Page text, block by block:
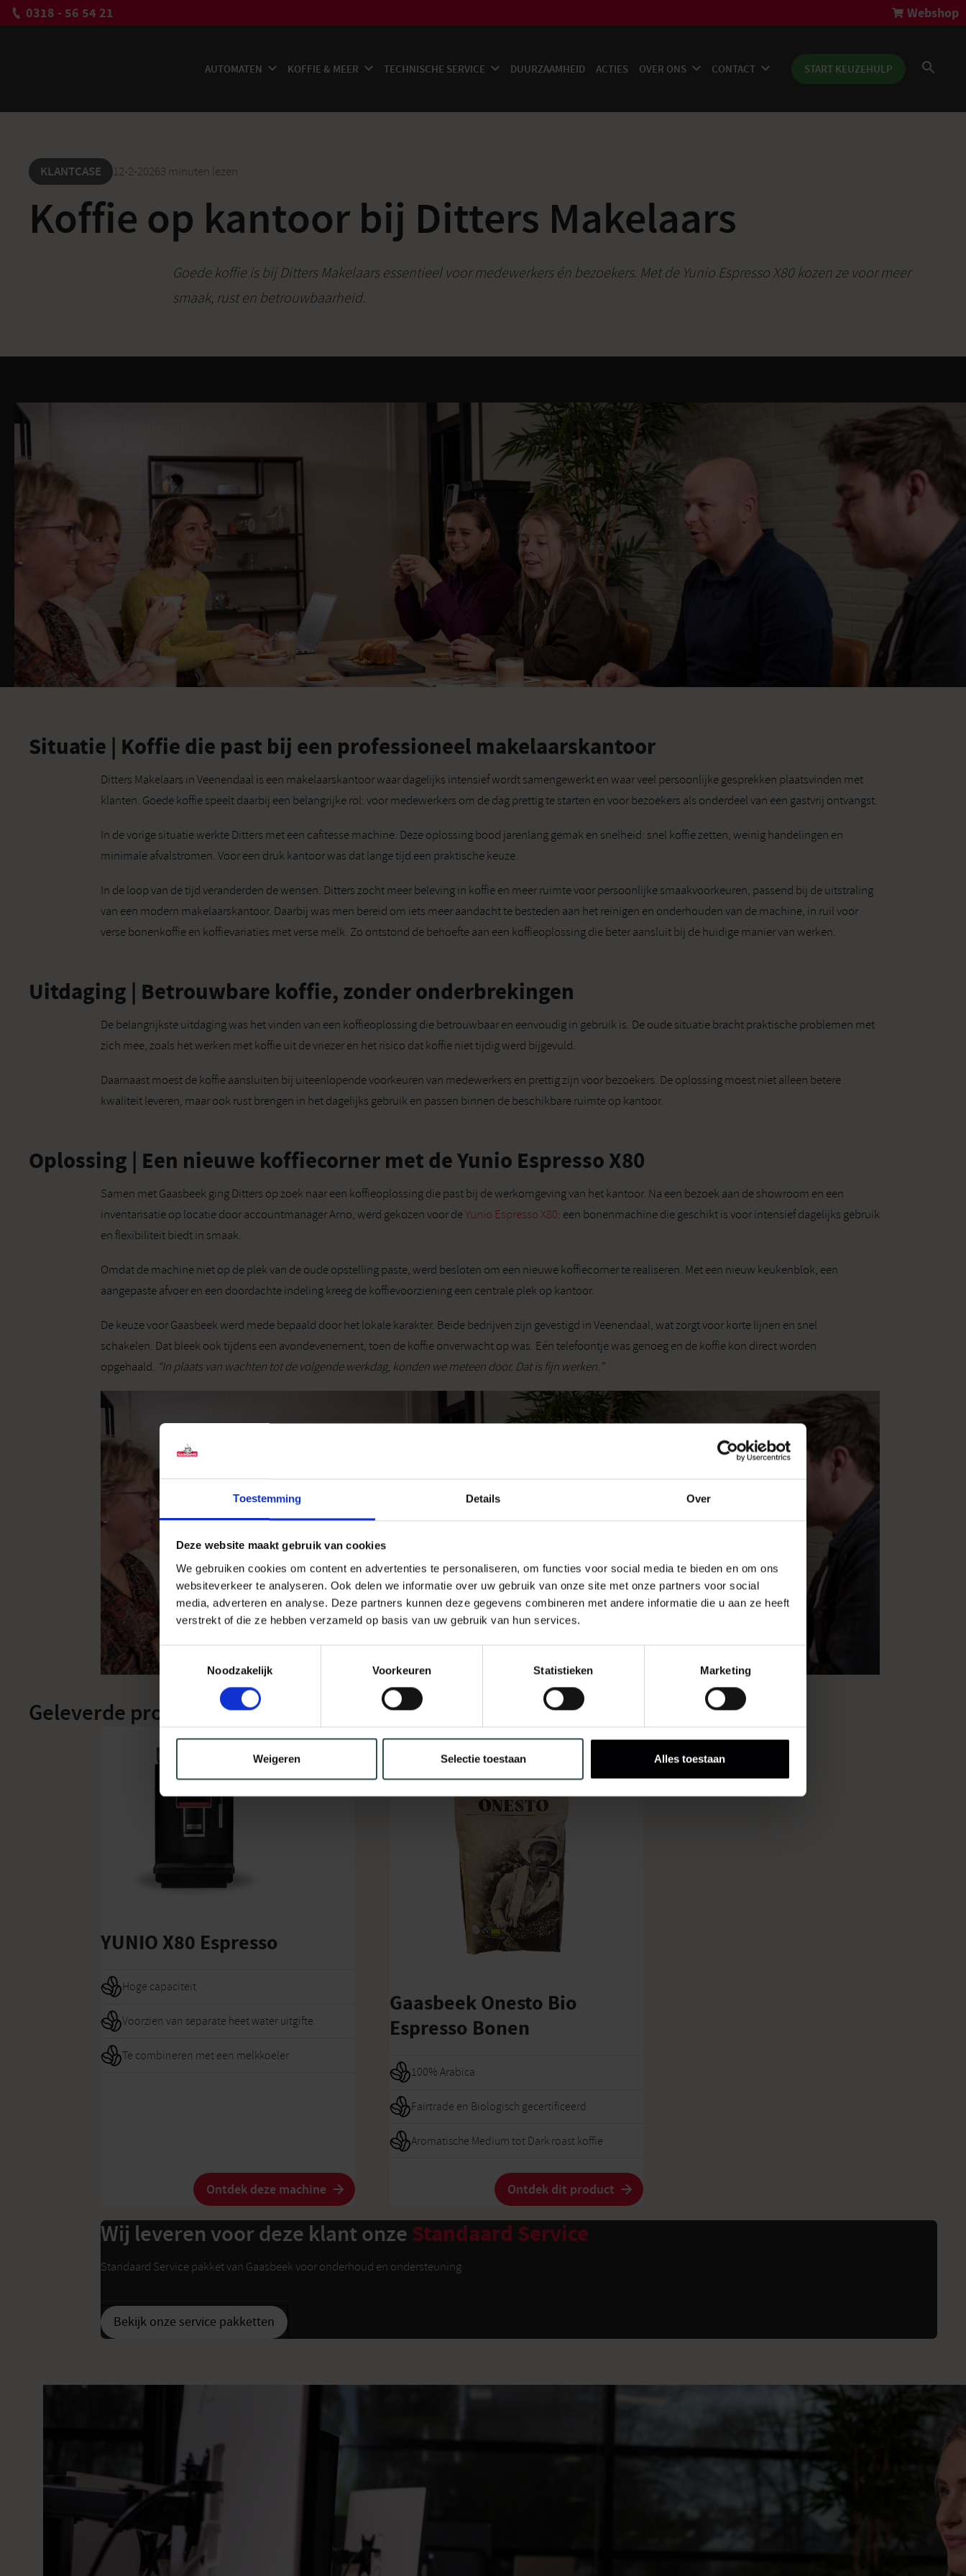
Toestemming Details Over
Deze website maakt gebruik van cookies
We gebruiken cookies om content en advertenties te personaliseren, om functies voor social media te bieden en om ons
websiteverkeer te analyseren. Ook delen we informatie over uw gebruik van onze site met onze partners voor social
media, adverteren en analyse. Deze partners kunnen deze gegevens combineren met andere informatie die u aan ze heeft
verstrekt of die ze hebben verzameld op basis van uw gebruik van hun services.
Noodzakelijk
Voorkeuren Statistieken Marketing
Weigeren Selectie toestaan Alles toestaan
0318 - 56 54 21 Webshop
AUTOMATEN KOFFIE & MEER TECHNISCHE SERVICE DUURZAAMHEID ACTIES OVER ONS CONTACT START KEUZEHULP
KLANTCASE 12-2-20263 minuten lezen
Koffie op kantoor bij Ditters Makelaars
Goede koffie is bij Ditters Makelaars essentieel voor medewerkers én bezoekers. Met de Yunio Espresso X80 kozen ze voor meer
smaak, rust en betrouwbaarheid.
Situatie | Koffie die past bij een professioneel makelaarskantoor
Ditters Makelaars in Veenendaal is een makelaarskantoor waar dagelijks intensief wordt samengewerkt en waar veel persoonlijke gesprekken plaatsvinden met
klanten. Goede koffie speelt daarbij een belangrijke rol: voor medewerkers om de dag prettig te starten en voor bezoekers als onderdeel van een gastvrij ontvangst.
In de vorige situatie werkte Ditters met een cafitesse machine. Deze oplossing bood jarenlang gemak en snelheid: snel koffie zetten, weinig handelingen en
minimale afvalstromen. Voor een druk kantoor was dat lange tijd een praktische keuze.
In de loop van de tijd veranderden de wensen. Ditters zocht meer beleving in koffie en meer ruimte voor persoonlijke smaakvoorkeuren, passend bij de uitstraling
van een modern makelaarskantoor. Daarbij was men bereid om iets meer aandacht te besteden aan het reinigen en onderhouden van de machine, in ruil voor
verse bonenkoffie en koffievariaties met verse melk. Zo ontstond de behoefte aan een koffieoplossing die beter aansluit bij de huidige manier van werken.
Uitdaging | Betrouwbare koffie, zonder onderbrekingen
De belangrijkste uitdaging was het vinden van een koffieoplossing die betrouwbaar en eenvoudig in gebruik is. De oude situatie bracht praktische problemen met
zich mee, zoals het werken met koffie uit de vriezer en het risico dat koffie niet tijdig werd bijgevuld.
Daarnaast moest de koffie aansluiten bij uiteenlopende voorkeuren van medewerkers en prettig zijn voor bezoekers. De oplossing moest niet alleen betere
kwaliteit leveren, maar ook rust brengen in het dagelijks gebruik en passen binnen de beschikbare ruimte op kantoor.
Oplossing | Een nieuwe koffiecorner met de Yunio Espresso X80
Samen met Gaasbeek ging Ditters op zoek naar een koffieoplossing die past bij de werkomgeving van het kantoor. Na een bezoek aan de showroom en een
inventarisatie op locatie door accountmanager Arno, werd gekozen voor deYunio Espresso X80: een bonenmachine die geschikt is voor intensief dagelijks gebruik
en flexibiliteit biedt in smaak.
Omdat de machine niet op de plek van de oude opstelling paste, werd besloten om een nieuwe koffiecorner te realiseren. Met een nieuw keukenblok, een
aangepaste afvoer en een doordachte indeling kreeg de koffievoorziening een centrale plek op kantoor.
De keuze voor Gaasbeek werd mede bepaald door het lokale karakter. Beide bedrijven zijn gevestigd in Veenendaal, wat zorgt voor korte lijnen en snel
schakelen. Dat bleek ook tijdens een avond­evenement, toen de koffie onverwacht op was. Eén telefoontje was genoeg en de koffie kon direct worden
opgehaald. “In plaats van wachten tot de volgende werkdag, konden we meteen door. Dat is fijn werken.”
Geleverde producten en diensten
YUNIO
YUNIO X80 Espresso
Hoge capaciteit
Voorzien van separate heet water uitgifte
Te combineren met een melkkoeler
Ontdek deze machine
Gaasbeek Onesto Bio
Espresso Bonen
100% Arabica
Fairtrade en Biologisch gecertificeerd
Aromatische Medium tot Dark roast koffie
Ontdek dit product
Wij leveren voor deze klant onze Standaard Service
Standaard Service pakket van Gaasbeek voor onderhoud en ondersteuning
Bekijk onze service pakketten